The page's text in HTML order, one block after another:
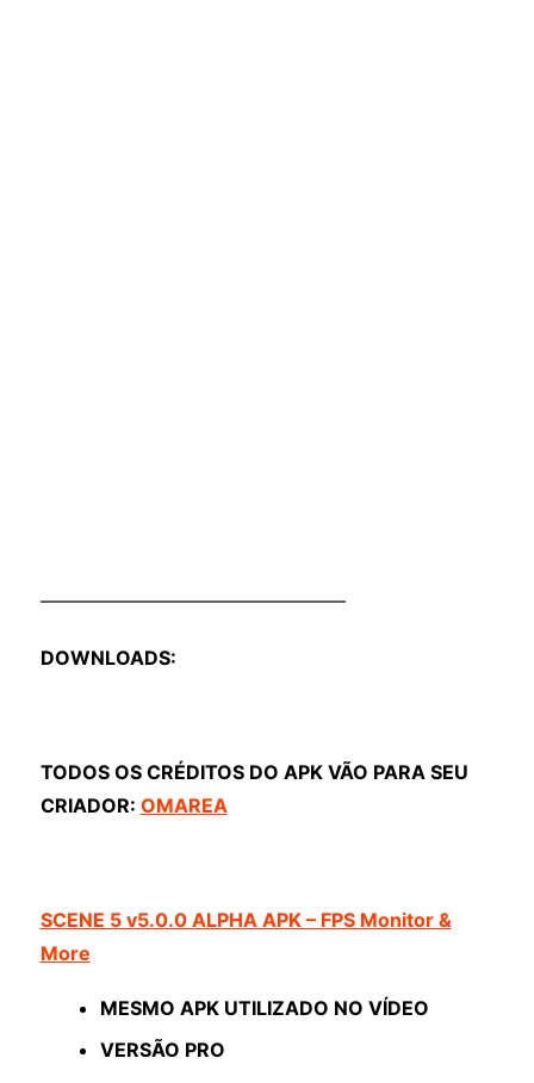
————————————————
DOWNLOADS:
TODOS OS CRÉDITOS DO APK VÃO PARA SEU
CRIADOR: OMAREA
SCENE 5 v5.0.0 ALPHA APK – FPS Monitor &
More
MESMO APK UTILIZADO NO VÍDEO
VERSÃO PRO